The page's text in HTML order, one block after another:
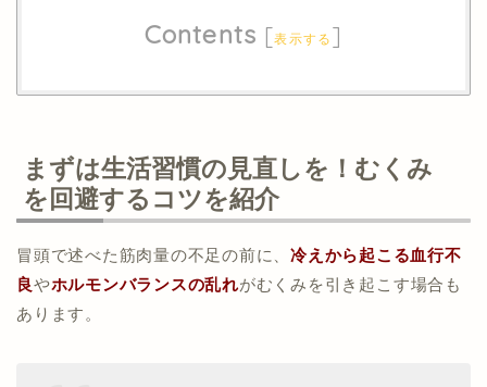
Contents [表示する ]
まずは生活習慣の見直しを！むくみ
を回避するコツを紹介
冒頭で述べた筋肉量の不足の前に、冷えから起こる血行不
良やホルモンバランスの乱れがむくみを引き起こす場合も
あります。